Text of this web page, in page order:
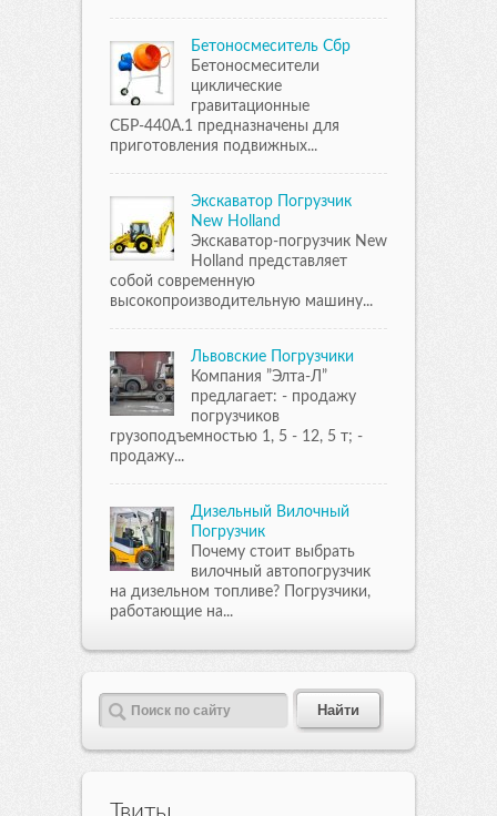
Бетоносмеситель Сбр
Бетоносмесители
циклические
гравитационные
СБР-440А.1 предназначены для
приготовления подвижных...
Экскаватор Погрузчик
New Holland
Экскаватор-погрузчик New
Holland представляет
собой современную
высокопроизводительную машину...
Львовские Погрузчики
Компания ”Элта-Л”
предлагает: - продажу
погрузчиков
грузоподъемностью 1, 5 - 12, 5 т; -
продажу...
Дизельный Вилочный
Погрузчик
Почему стоит выбрать
вилочный автопогрузчик
на дизельном топливе? Погрузчики,
работающие на...